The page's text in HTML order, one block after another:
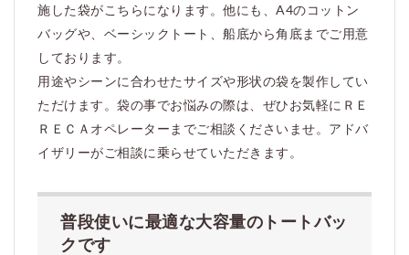
施した袋がこちらになります。他にも、A4のコットン
バッグや、ベーシックトート、船底から角底までご用意
しております。
用途やシーンに合わせたサイズや形状の袋を製作してい
ただけます。袋の事でお悩みの際は、ぜひお気軽にＲＥ
ＲＥＣＡオペレーターまでご相談くださいませ。アドバ
イザリーがご相談に乗らせていただきます。
普段使いに最適な大容量のトートバッ
クです